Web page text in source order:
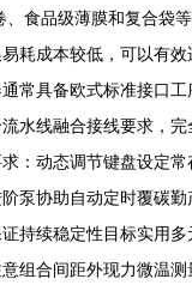
、食品级薄膜和复合袋
耗成本较低，可以有
常具备欧式标准接口
水线融合接线要求，
：动态调节键盘设定
泵协助自动定时覆碳
持续稳定性目标实用
组合间距外现力微温